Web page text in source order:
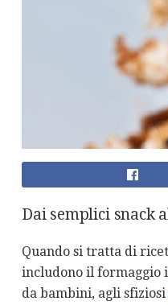
Dai semplici snack
Quando si tratta di
includono il formaggio
da bambini, agli sfiziosi